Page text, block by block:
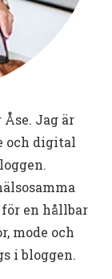
Jag är
och digital
en hållbar
mode och
i bloggen.